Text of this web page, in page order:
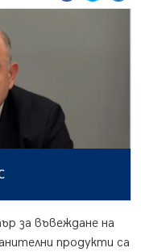
за въвеждане на
продукти са